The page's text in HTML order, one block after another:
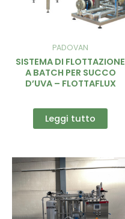
PADOVAN
SISTEMA DI FLOTTAZIONE
A BATCH PER SUCCO
D’UVA – FLOTTAFLUX
Leggi tutto